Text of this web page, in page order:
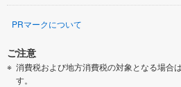
PRマークについて
ご注意
消費税および地方消費税の対象となる場合
す。